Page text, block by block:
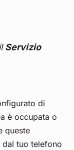
Servizio
di
è occupata o
queste
tuo telefono